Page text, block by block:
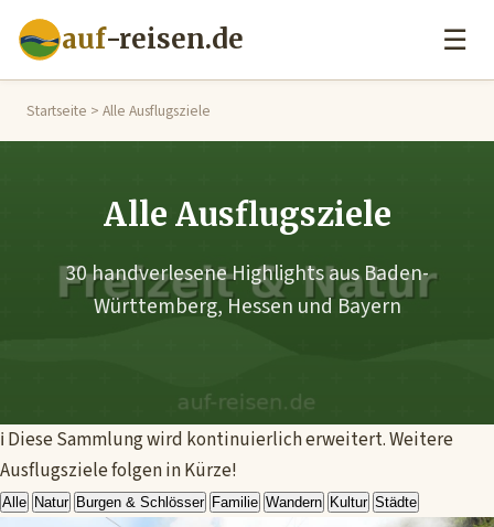
auf-reisen.de ☰
Startseite > Alle Ausflugsziele
Alle Ausflugsziele
30 handverlesene Highlights aus Baden-
Württemberg, Hessen und Bayern
ℹ️ Diese Sammlung wird kontinuierlich erweitert. Weitere
Ausflugsziele folgen in Kürze!
Alle Natur Burgen & Schlösser Familie Wandern Kultur Städte